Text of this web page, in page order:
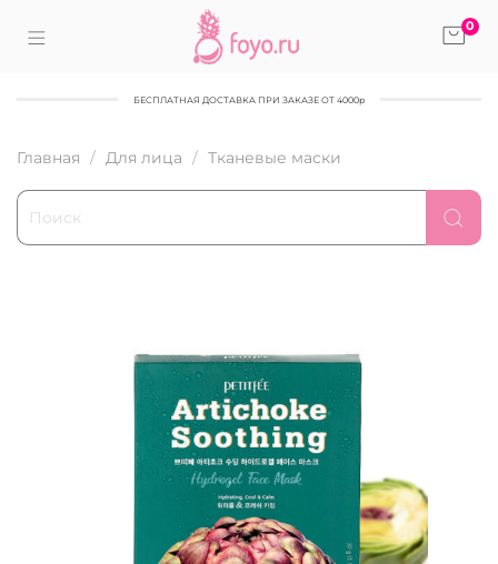
0
БЕСПЛАТНАЯ ДОСТАВКА ПРИ ЗАКАЗЕ ОТ 4000р
Главная Для лица Тканевые маски